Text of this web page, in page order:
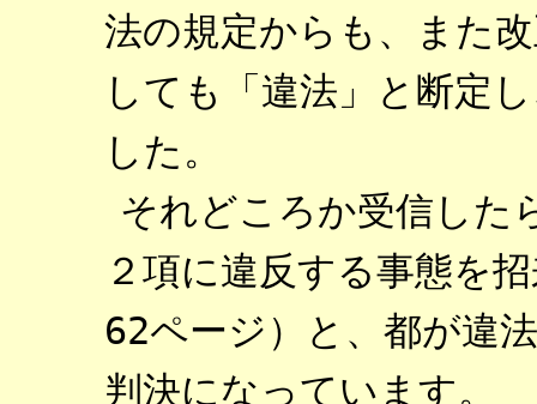
法の規定からも、また
しても「違法」と断定
した。
それどころか受信した
２項に違反する事態を
62ページ）と、都が違
判決になっています。